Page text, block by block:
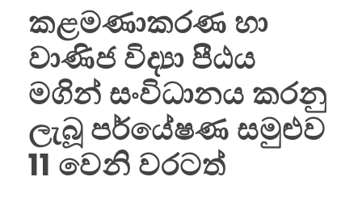
කළමණාකරණ හා
වාණිජ විද්‍යා පීඨය
මගින් සංවිධානය කරනු
ලැබූ පර්යේෂණ සමුළුව
11 වෙනි වරටත්